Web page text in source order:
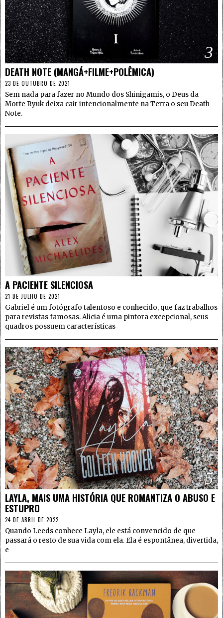
3
DEATH NOTE (MANGÁ+FILME+POLÊMICA)
23 DE OUTUBRO DE 2021
Sem nada para fazer no Mundo dos Shinigamis, o Deus da
Morte Ryuk deixa cair intencionalmente na Terra o seu Death
Note.
4
A PACIENTE SILENCIOSA
21 DE JULHO DE 2021
Gabriel é um fotógrafo talentoso e conhecido, que faz trabalhos
para revistas famosas. Alicia é uma pintora excepcional, seus
quadros possuem características
5
LAYLA, MAIS UMA HISTÓRIA QUE ROMANTIZA O ABUSO E
ESTUPRO
24 DE ABRIL DE 2022
Quando Leeds conhece Layla, ele está convencido de que
passará o resto de sua vida com ela. Ela é espontânea, divertida,
e